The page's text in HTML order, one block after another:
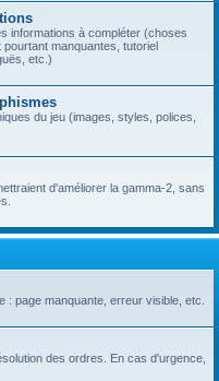
informations à compléter (choses
manquantes, tutoriel
etc.)
du jeu (images, styles, polices,
d'améliorer la gamma-2, sans
: page manquante, erreur visible, etc.
des ordres. En cas d'urgence,